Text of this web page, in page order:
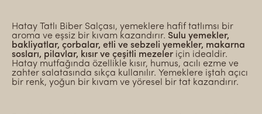
Hatay Tatlı Biber Salçası, yemeklere hafif tatlımsı bir
aroma ve eşsiz bir kıvam kazandırır. Sulu yemekler,
bakliyatlar, çorbalar, etli ve sebzeli yemekler, makarna
sosları, pilavlar, kısır ve çeşitli mezeler için idealdir.
Hatay mutfağında özellikle kısır, humus, acılı ezme ve
zahter salatasında sıkça kullanılır. Yemeklere iştah açıcı
bir renk, yoğun bir kıvam ve yöresel bir tat kazandırır.